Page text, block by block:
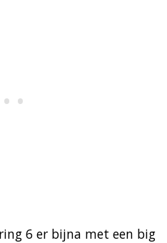
6 er bijna met een big